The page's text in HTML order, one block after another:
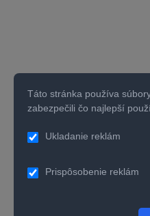
Táto stránka používa
zabezpečili čo najlepší
Ukladanie reklám
Prispôsobenie reklám